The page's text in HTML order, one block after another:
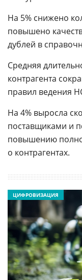
На 5% снижено
повышено
дублей в
Средняя
контрагента
правил ведения
На 4% выросла
поставщиками и
повышению
о контрагентах.
ЦИФРОВИЗАЦИЯ